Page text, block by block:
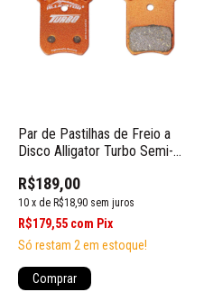
Par de Pastilhas de Freio a
Disco Alligator Turbo Semi-
R$189,00
10 x de R$18,90 sem juros
R$179,55 com Pix
Só restam 2 em estoque!